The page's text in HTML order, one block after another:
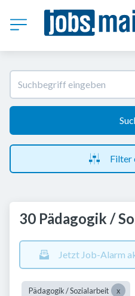
Filter
30 Pädagogik /
Jetzt Job-Alarm
Pädagogik / Sozialarbeit